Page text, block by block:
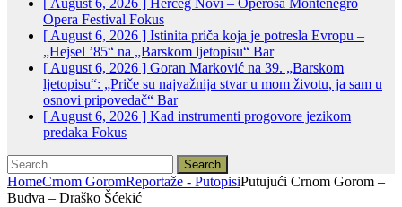
[ August 6, 2026 ] Herceg Novi – Operosa Montenegro
Opera Festival Fokus
[ August 6, 2026 ] Istinita priča koja je potresla Evropu –
„Hejsel ’85“ na „Barskom ljetopisu“ Bar
[ August 6, 2026 ] Goran Marković na 39. „Barskom
ljetopisu“: „Priče su najvažnija stvar u mom životu, ja sam u
osnovi pripovedač“ Bar
[ August 6, 2026 ] Kad instrumenti progovore jezikom
predaka Fokus
Search
for:
HomeCrnom GoromReportaže - PutopisiPutujući Crnom Gorom –
Budva – Draško Šćekić